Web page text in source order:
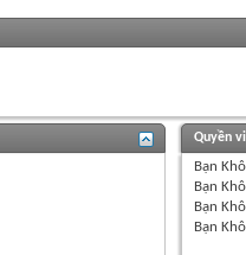
Quyền
Bạn
Bạn
Bạn
Bạn